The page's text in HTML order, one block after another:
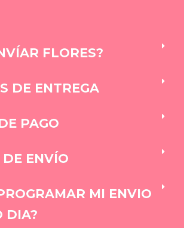
FLORES?
DE ENTREGA
PAGO
DE ENVÍO
MI ENVIO
DIA?